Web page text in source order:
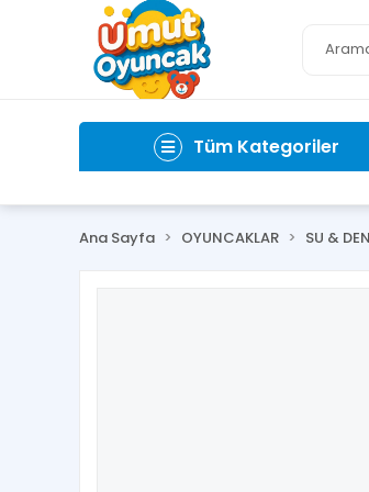
Tüm Kategoriler
Ana Sayfa OYUNCAKLAR SU &